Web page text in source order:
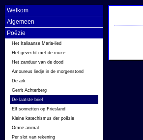
Welkom
Algemeen
Poëzie
Het Italiaanse Maria-lied
Het gevecht met de muze
Het zanduur van de dood
Amoureus liedje in de morgenstond
De ark
Gerrit Achterberg
De laatste brief
Elf sonnetten op Friesland
Kleine katechismus der poëzie
Omne animal
Per slot van rekening